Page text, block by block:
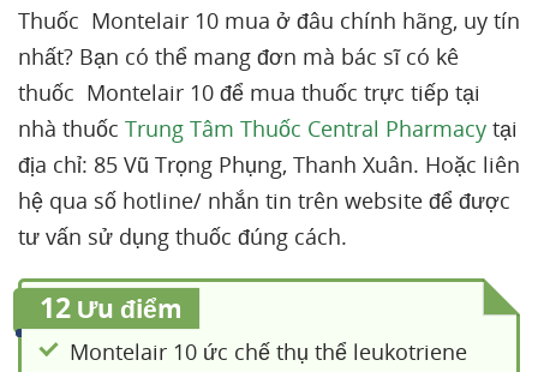
Thuốc Montelair 10 mua ở đâu chính hãng, uy tín
nhất? Bạn có thể mang đơn mà bác sĩ có kê
thuốc Montelair 10 để mua thuốc trực tiếp tại
nhà thuốc Trung Tâm Thuốc Central Pharmacy tại
địa chỉ: 85 Vũ Trọng Phụng, Thanh Xuân. Hoặc liên
hệ qua số hotline/ nhắn tin trên website để được
tư vấn sử dụng thuốc đúng cách.
12 Ưu điểm
Montelair 10 ức chế thụ thể leukotriene